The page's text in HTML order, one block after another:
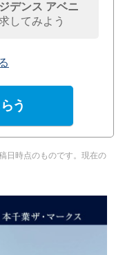
デンス アベニ
してみよう
う
日時点のものです。現在の